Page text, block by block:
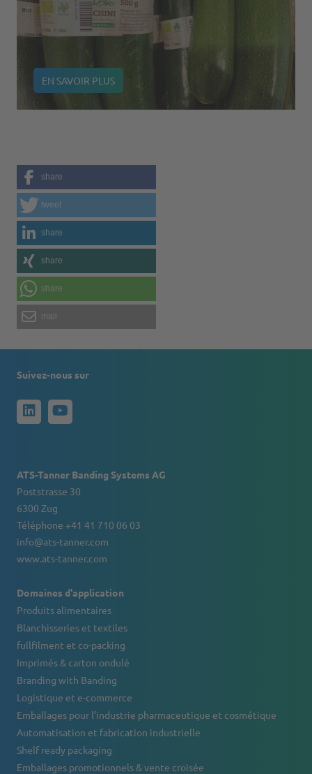
EN SAVOIR PLUS
share
tweet
share
share
share
mail
Suivez-nous sur
ATS-Tanner Banding Systems AG
Poststrasse 30
6300 Zug
Téléphone +41 41 710 06 03
info@ats-tanner.com
www.ats-tanner.com
Domaines d'application
Produits alimentaires
Blanchisseries et textiles
fullfilment et co-packing
Imprimés & carton ondulé
Branding with Banding
Logistique et e-commerce
Emballages pour l’industrie pharmaceutique et cosmétique
Automatisation et fabrication industrielle
Shelf ready packaging
Emballages promotionnels & vente croisée